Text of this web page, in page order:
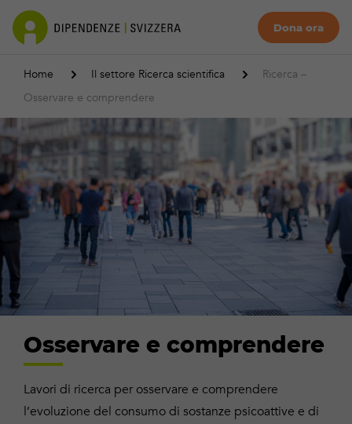
Dona ora
Home Il settore Ricerca scientifica
Ricerca –
Osservare e comprendere
Osservare e comprendere
Lavori di ricerca per osservare e comprendere
l’evoluzione del consumo di sostanze psicoattive e di